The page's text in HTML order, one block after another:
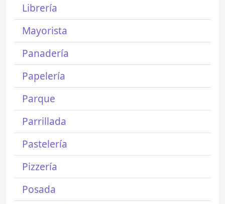
Librería
Mayorista
Panadería
Papelería
Parque
Parrillada
Pastelería
Pizzería
Posada